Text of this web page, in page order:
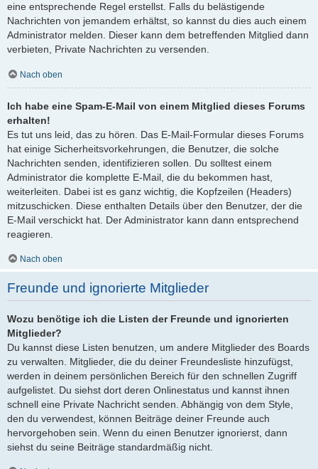
eine entsprechende Regel erstellst. Falls du belästigende
Nachrichten von jemandem erhältst, so kannst du dies auch einem
Administrator melden. Dieser kann dem betreffenden Mitglied dann
verbieten, Private Nachrichten zu versenden.
Nach oben
Ich habe eine Spam-E-Mail von einem Mitglied dieses Forums
erhalten!
Es tut uns leid, das zu hören. Das E-Mail-Formular dieses Forums
hat einige Sicherheitsvorkehrungen, die Benutzer, die solche
Nachrichten senden, identifizieren sollen. Du solltest einem
Administrator die komplette E-Mail, die du bekommen hast,
weiterleiten. Dabei ist es ganz wichtig, die Kopfzeilen (Headers)
mitzuschicken. Diese enthalten Details über den Benutzer, der die
E-Mail verschickt hat. Der Administrator kann dann entsprechend
reagieren.
Nach oben
Freunde und ignorierte Mitglieder
Wozu benötige ich die Listen der Freunde und ignorierten
Mitglieder?
Du kannst diese Listen benutzen, um andere Mitglieder des Boards
zu verwalten. Mitglieder, die du deiner Freundesliste hinzufügst,
werden in deinem persönlichen Bereich für den schnellen Zugriff
aufgelistet. Du siehst dort deren Onlinestatus und kannst ihnen
schnell eine Private Nachricht senden. Abhängig von dem Style,
den du verwendest, können Beiträge deiner Freunde auch
hervorgehoben sein. Wenn du einen Benutzer ignorierst, dann
siehst du seine Beiträge standardmäßig nicht.